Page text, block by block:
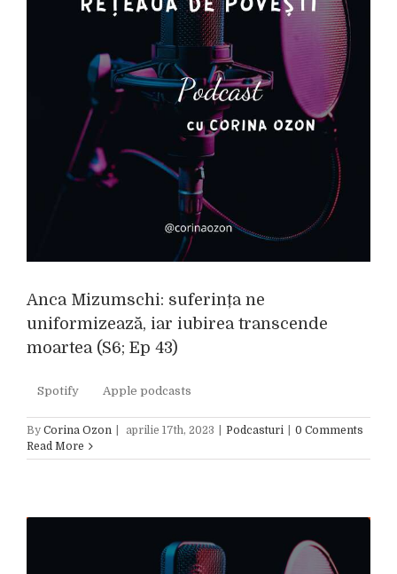
Anca Mizumschi: suferința ne
uniformizează, iar iubirea transcende
moartea (S6; Ep 43)
Spotify Apple podcasts
By Corina Ozon aprilie 17th, 2023 Podcasturi
0 Comments
Read More